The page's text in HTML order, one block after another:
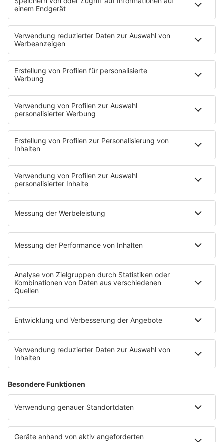
drei Lieblingspositionen sind im Übrigen
“VIRABHADRASANA II” (Der Krieger 2),
“CHATURANGA DANDASANA” (Die Bretthaltung)
und “VIRABHADRASANA III” (Der Krieger 3).
HOME
INFOS
Kontakt
Jobs & Praktika
Pressekontakt
Presse & Downloads
Wetter
EMPFANG
Übersicht
bigFM App
radio.de
radioplayer.de
Partner
WERBUNG
Leistungen und Produkte
Mediadaten und Preisliste
Ansprechpartner
RECHTLICHES
Impressum
Datenschutz
Datenschutzeinstellungen
Datenverarbeitung bei Gewinnspielen